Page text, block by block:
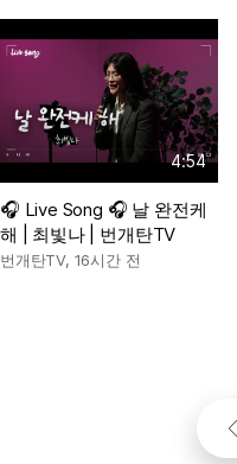
4:54
🎧 Live Song 🎧 날 완전케
해 | 최빛나 | 번개탄TV
번개탄TV, 16시간 전